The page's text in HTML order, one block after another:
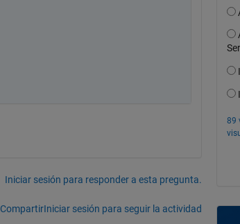
Iniciar sesión para responder a esta pregunta.
CompartirIniciar sesión para seguir la actividad